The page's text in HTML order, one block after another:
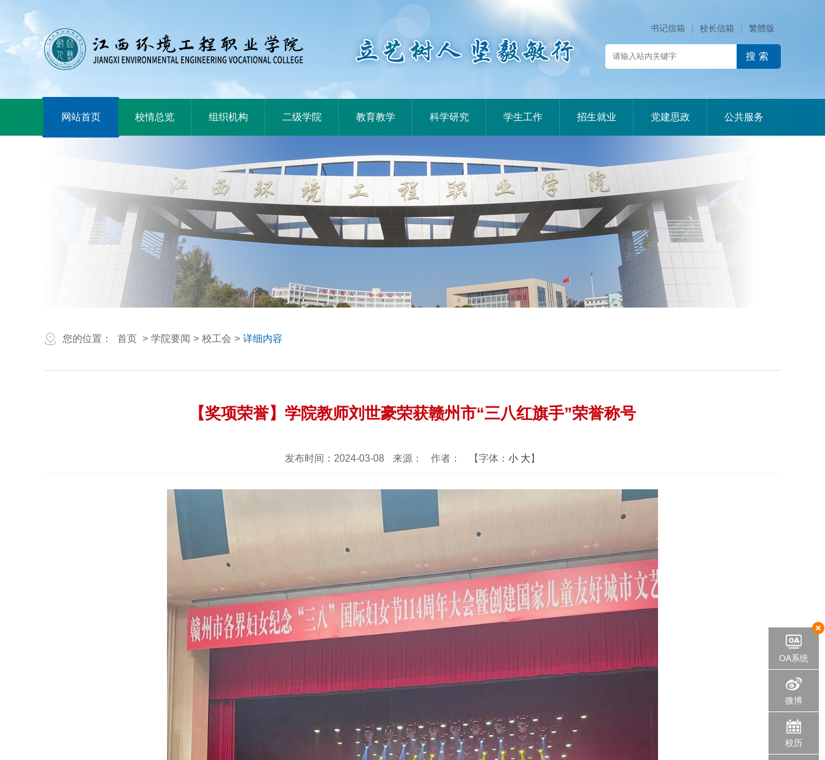
书记信箱 | 校长信箱 | 繁體版
网站首页 校情总览 组织机构 二级学院 教育教学 科学研究 学生工作 招生就业 党建思政 公共服务
您的位置： 首页 > 学院要闻 > 校工会 > 详细内容
【奖项荣誉】学院教师刘世豪荣获赣州市“三八红旗手”荣誉称号
发布时间：2024-03-08 来源： 作者： 【字体： 小 大 】
OA系统
微博
校历